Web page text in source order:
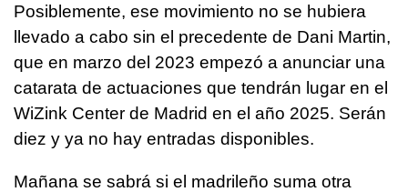
Posiblemente, ese movimiento no se hubiera
llevado a cabo sin el precedente de Dani Martin,
que en marzo del 2023 empezó a anunciar una
catarata de actuaciones que tendrán lugar en el
WiZink Center de Madrid en el año 2025. Serán
diez y ya no hay entradas disponibles.
Mañana se sabrá si el madrileño suma otra